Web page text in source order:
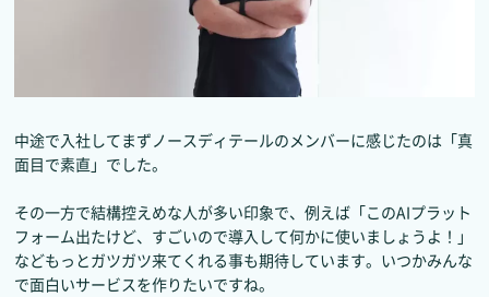
中途で入社してまずノースディテールのメンバーに感じたのは「真
面目で素直」でした。
その一方で結構控えめな人が多い印象で、例えば「このAIプラット
フォーム出たけど、すごいので導入して何かに使いましょうよ！」
などもっとガツガツ来てくれる事も期待しています。いつかみんな
で面白いサービスを作りたいですね。